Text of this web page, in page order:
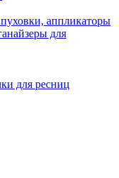
аппликаторы
для
для ресниц